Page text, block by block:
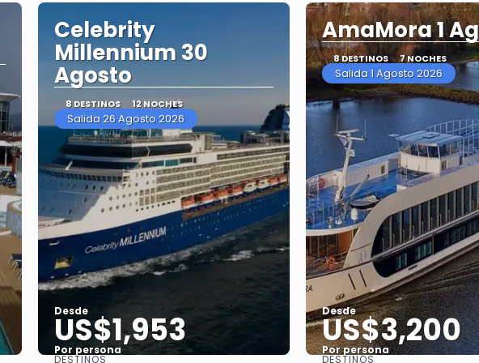
Celebrity
Millennium 30
Agosto
8 DESTINOS 12 NOCHES
Salida 26 Agosto 2026
Desde
US$1,953
Por persona
DESTINOS
AmaMora 1
8 DESTINOS 7 NOCHES
Salida 1 Agosto 2026
Desde
US$3,200
Por persona
DESTINOS